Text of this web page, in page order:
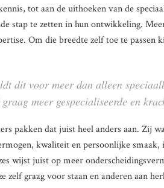
tot aan de uithoeken van de
stap te zetten in hun ontwikkeling.
Om die breedte zelf toe te passen
dit voor meer dan alleen
meer gespecialiseerde en
pakken dat juist heel anders aan. Zij
kwaliteit en persoonlijke
wijst juist op meer
zelf graag voor staan en anderen aan